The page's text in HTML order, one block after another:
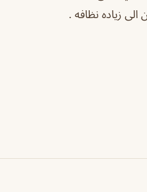
زياده نظافه .